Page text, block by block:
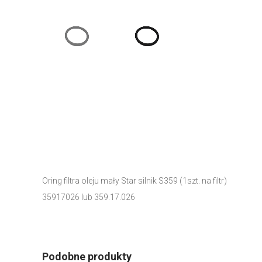
Oring filtra oleju mały Star silnik S359 (1szt. na filtr)
35917026 lub 359.17.026
Podobne produkty